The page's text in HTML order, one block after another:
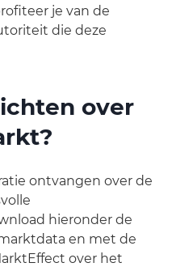
je van de
die deze
over
ontvangen over de
hieronder de
en met de
over het